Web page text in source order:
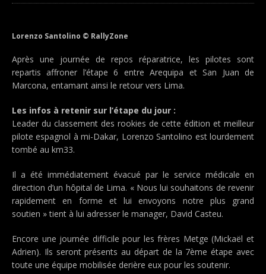
Lorenzo Santolino © RallyZone
Après une journée de repos réparatrice, les pilotes sont
repartis affroner l’étape 6 entre Arequipa et San Juan de
Marcona, entamant ainsi le retour vers Lima.
Les infos à retenir sur l’étape du jour :
Leader du classement des rookies de cette édition et meilleur
pilote espagnol à mi-Dakar, Lorenzo Santolino est lourdement
tombé au km33.
Il a été immédiatement évacué par le service médicale en
direction d’un hôpital de Lima. « Nous lui souhaitons de revenir
rapidement en forme et lui envoyons notre plus grand
soutien » tient à lui adresser le manager, David Casteu.
Encore une journée difficile pour les frères Metge (Mickaël et
Adrien). Ils seront présents au départ de la 7ème étape avec
toute une équipe mobilisée derière eux pour les soutenir.